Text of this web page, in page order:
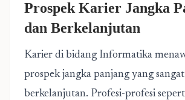
Prospek Karier Jangka
dan Berkelanjutan
Karier di bidang Informatika
prospek jangka panjang yang sangat
berkelanjutan. Profesi-profesi